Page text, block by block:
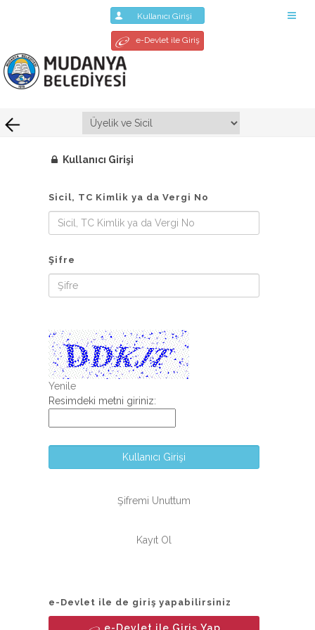
Kullanıcı Girişi
e-Devlet ile Giriş
Kullanıcı Girişi
Sicil, TC Kimlik ya da Vergi No
Şifre
Yenile
Resimdeki metni giriniz:
Kullanıcı Girişi
Şifremi Unuttum
Kayıt Ol
e-Devlet ile de giriş yapabilirsiniz